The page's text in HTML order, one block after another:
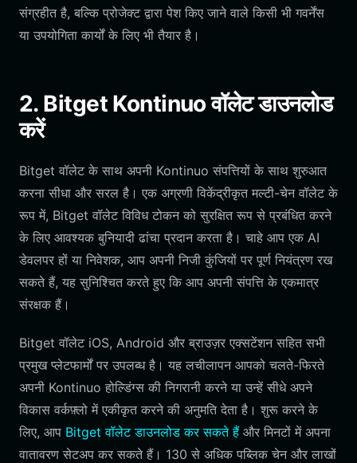
संग्रहीत है, बल्कि प्रोजेक्ट द्वारा पेश किए जाने वाले किसी भी गवर्नेंस
या उपयोगिता कार्यों के लिए भी तैयार है।
2. Bitget Kontinuo वॉलेट डाउनलोड
करें
Bitget वॉलेट के साथ अपनी Kontinuo संपत्तियों के साथ शुरुआत
करना सीधा और सरल है। एक अग्रणी विकेंद्रीकृत मल्टी-चेन वॉलेट के
रूप में, Bitget वॉलेट विविध टोकन को सुरक्षित रूप से प्रबंधित करने
के लिए आवश्यक बुनियादी ढांचा प्रदान करता है। चाहे आप एक AI
डेवलपर हों या निवेशक, आप अपनी निजी कुंजियों पर पूर्ण नियंत्रण रख
सकते हैं, यह सुनिश्चित करते हुए कि आप अपनी संपत्ति के एकमात्र
संरक्षक हैं।
Bitget वॉलेट iOS, Android और ब्राउज़र एक्सटेंशन सहित सभी
प्रमुख प्लेटफार्मों पर उपलब्ध है। यह लचीलापन आपको चलते-फिरते
अपनी Kontinuo होल्डिंग्स की निगरानी करने या उन्हें सीधे अपने
विकास वर्कफ़्लो में एकीकृत करने की अनुमति देता है। शुरू करने के
लिए, आप Bitget वॉलेट डाउनलोड कर सकते हैंऔर मिनटों में अपना
वातावरण सेटअप कर सकते हैं। 130 से अधिक पब्लिक चेन और लाखों